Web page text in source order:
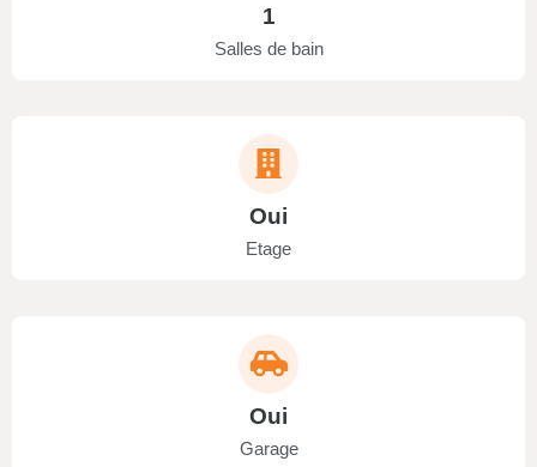
1
Salles de bain
Oui
Etage
Oui
Garage